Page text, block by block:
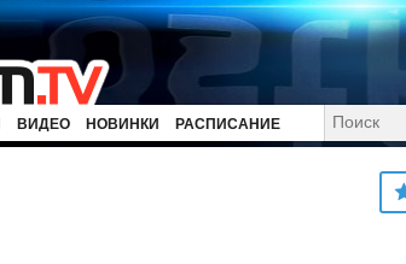
ВИДЕО НОВИНКИ РАСПИСАНИЕ